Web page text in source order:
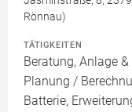
Rönnau)
TÄTIGKEITEN
Beratung, Anlage
Planung /
Batterie,